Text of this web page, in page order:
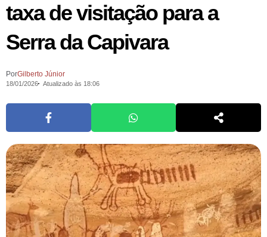
taxa de visitação para a
Serra da Capivara
PorGilberto Júnior
18/01/2026 Atualizado às 18:06